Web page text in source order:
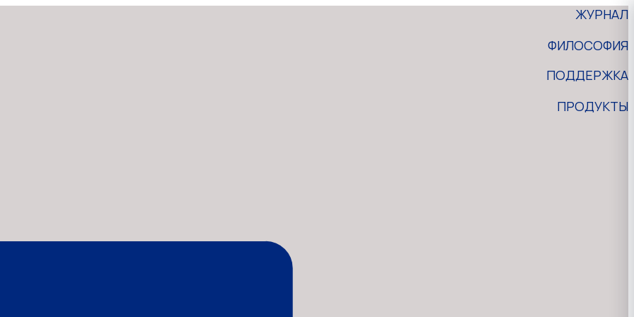
ЖУРНАЛ
ФИЛОСОФИЯ
ПОДДЕРЖКА
ПРОДУКТЫ